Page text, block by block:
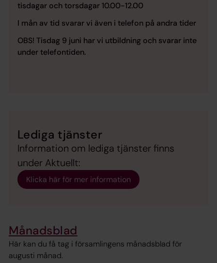
tisdagar och torsdagar 10.00-12.00
I mån av tid svarar vi även i telefon på andra tider
OBS! Tisdag 9 juni har vi utbildning och svarar inte
under telefontiden.
Lediga tjänster
Information om lediga tjänster finns
under Aktuellt:
Klicka här för mer information
Månadsblad
Här kan du få tag i församlingens månadsblad för
augusti månad.